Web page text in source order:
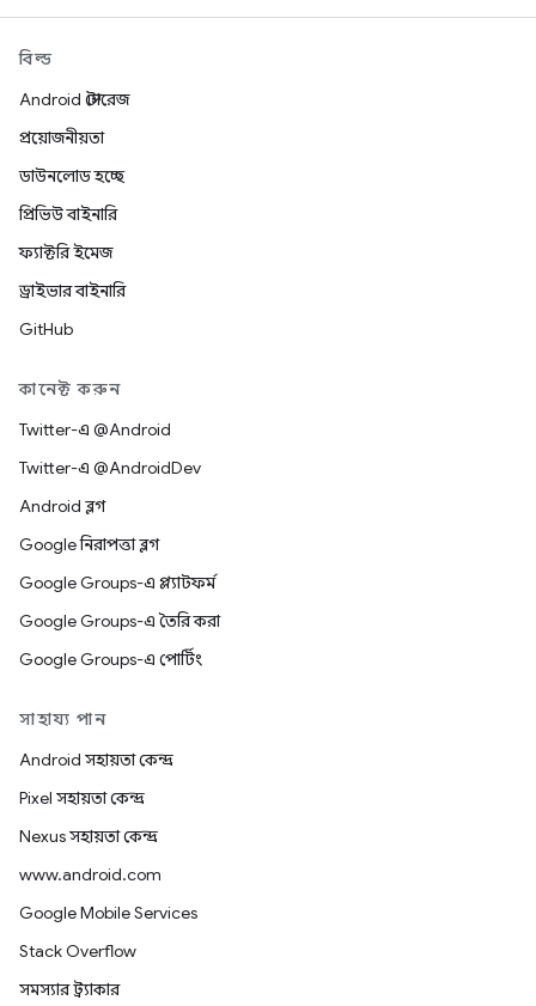
বিল্ড
Android স্টোরেজ
প্রয়োজনীয়তা
ডাউনলোড হচ্ছে
প্রিভিউ বাইনারি
ফ্যাক্টরি ইমেজ
ড্রাইভার বাইনারি
GitHub
কানেক্ট করুন
Twitter-এ @Android
Twitter-এ @AndroidDev
Android ব্লগ
Google নিরাপত্তা ব্লগ
Google Groups-এ প্ল্যাটফর্ম
Google Groups-এ তৈরি করা
Google Groups-এ পোর্টিং
সাহায্য পান
Android সহায়তা কেন্দ্র
Pixel সহায়তা কেন্দ্র
Nexus সহায়তা কেন্দ্র
www.android.com
Google Mobile Services
Stack Overflow
সমস্যার ট্র্যাকার